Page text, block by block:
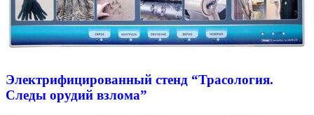
Электрифицированный стенд “Трасология.
Следы орудий взлома”